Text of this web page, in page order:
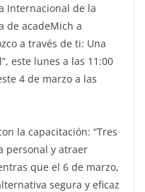
Internacional de la
de acadeMich a
a través de ti: Una
este lunes a las 11:00
4 de marzo a las
la capacitación: “Tres
personal y atraer
que el 6 de marzo,
segura y eficaz